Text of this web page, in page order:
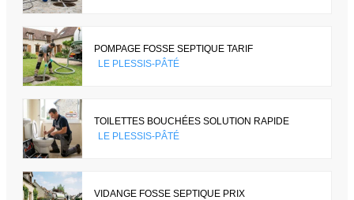
POMPAGE FOSSE SEPTIQUE TARIF
LE PLESSIS-PÂTÉ
TOILETTES BOUCHÉES SOLUTION RAPIDE
LE PLESSIS-PÂTÉ
VIDANGE FOSSE SEPTIQUE PRIX